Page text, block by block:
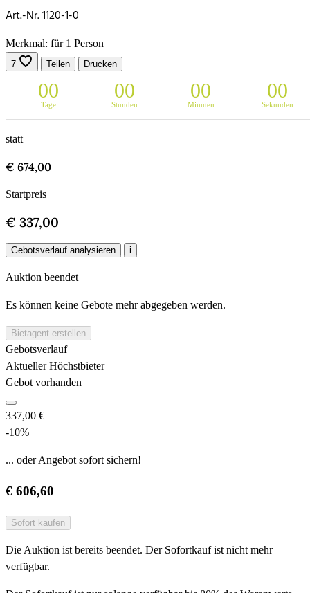
Art.-Nr. 1120-1-0
Merkmal: für 1 Person
7 Teilen Drucken
00
Tage
00
Stunden
00
Minuten
00
Sekunden
statt
€ 674,00
Startpreis
€ 337,00
Gebotsverlauf analysieren i
Auktion beendet
Es können keine Gebote mehr abgegeben werden.
Bietagent erstellen
Gebotsverlauf
Aktueller Höchstbieter
Gebot vorhanden
337,00 €
-10%
... oder Angebot sofort sichern!
€ 606,60
Sofort kaufen
Die Auktion ist bereits beendet. Der Sofortkauf ist nicht mehr
verfügbar.